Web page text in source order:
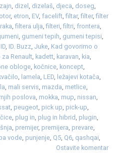
dizel dizelaš djeca doseg
, etron EV, facelift ,filtar,filter,filter
,filtera ulja ,filteri ,filtri frontera
gumeni tepih gumeni tepisi
ID ID. Buzz Juke Kad govorimo o
Renault kadett karavan kia
obloge kočnice koncept
lamela LED ležajevi kotača
mali servis mazda metlice
poslova mokka mup nissan
peugeot pick up pick-up
plug in plug in hibrid plugin
premijer, premijera prevare
vode punjenje Q5 Q6 qashqai
Ostavite komentar